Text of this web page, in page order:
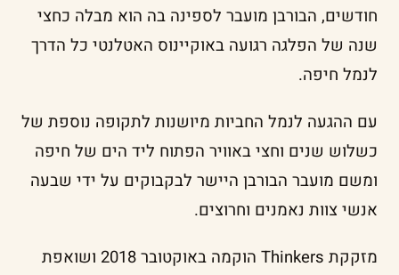
חודשים, הבורבן מועבר לספינה בה הוא מבלה כחצי
שנה של הפלגה רגועה באוקיינוס האטלנטי כל הדרך
לנמל חיפה.
עם ההגעה לנמל החביות מיושנות לתקופה נוספת של
כשלוש שנים וחצי באוויר הפתוח ליד הים של חיפה
ומשם מועבר הבורבן היישר לבקבוקים על ידי שבעה
אנשי צוות נאמנים וחרוצים.
מזקקת Thinkers הוקמה באוקטובר 2018 ושואפת